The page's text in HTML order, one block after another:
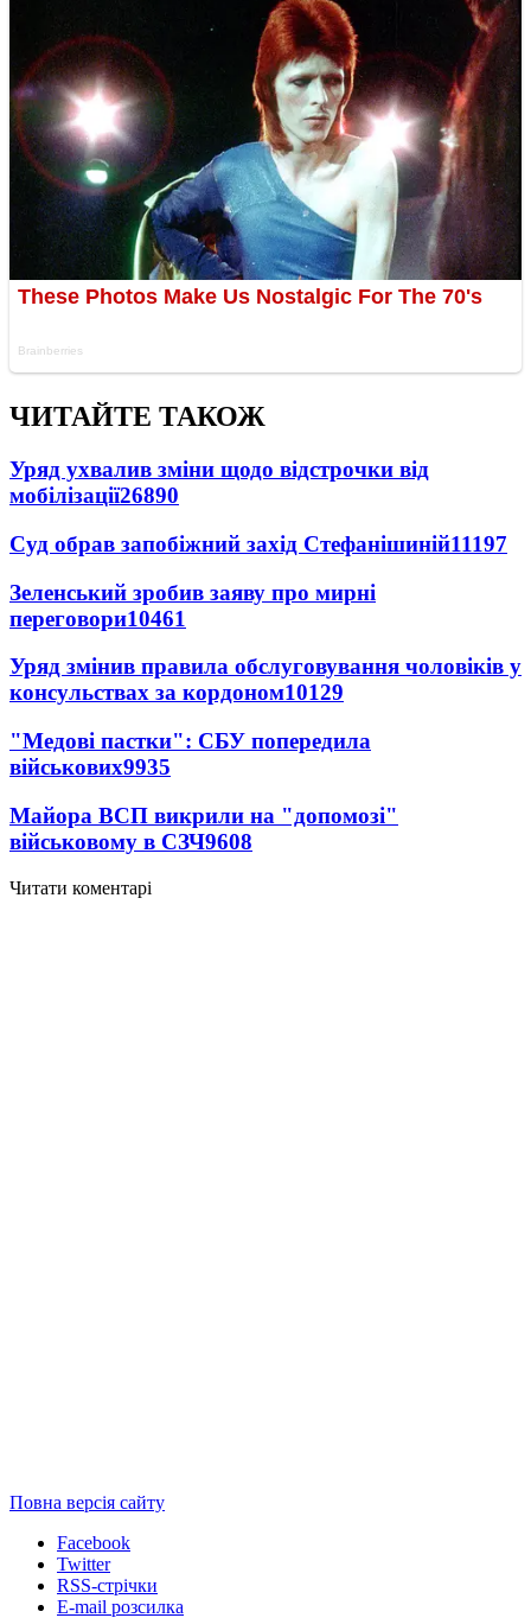
ЧИТАЙТЕ ТАКОЖ
Уряд ухвалив зміни щодо відстрочки від
мобілізації26890
Суд обрав запобіжний захід Стефанішиній11197
Зеленський зробив заяву про мирні
переговори10461
Уряд змінив правила обслуговування чоловіків у
консульствах за кордоном10129
"Медові пастки": СБУ попередила
військових9935
Майора ВСП викрили на "допомозі"
військовому в СЗЧ9608
Читати коментарі
Повна версія сайту
Facebook
Twitter
RSS-стрічки
E-mail розсилка